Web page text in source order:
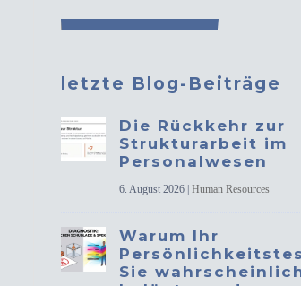
letzte Blog-Beiträge
Die Rückkehr zur
Strukturarbeit im
Personalwesen
6. August 2026 |Human Resources
Warum Ihr
Sie